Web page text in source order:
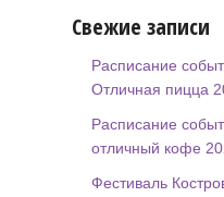
Свежие записи
Расписание
Отличная пицца
Расписание
отличный кофе
Фестиваль